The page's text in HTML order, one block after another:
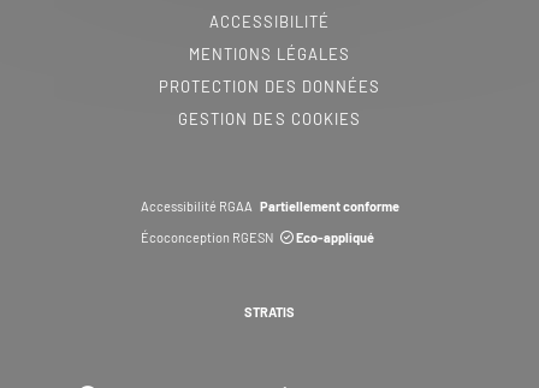
ACCESSIBILITÉ
MENTIONS LÉGALES
PROTECTION DES DONNÉES
GESTION DES COOKIES
Accessibilité RGAA Partiellement conforme
Écoconception RGESN
Eco-appliqué
STRATIS